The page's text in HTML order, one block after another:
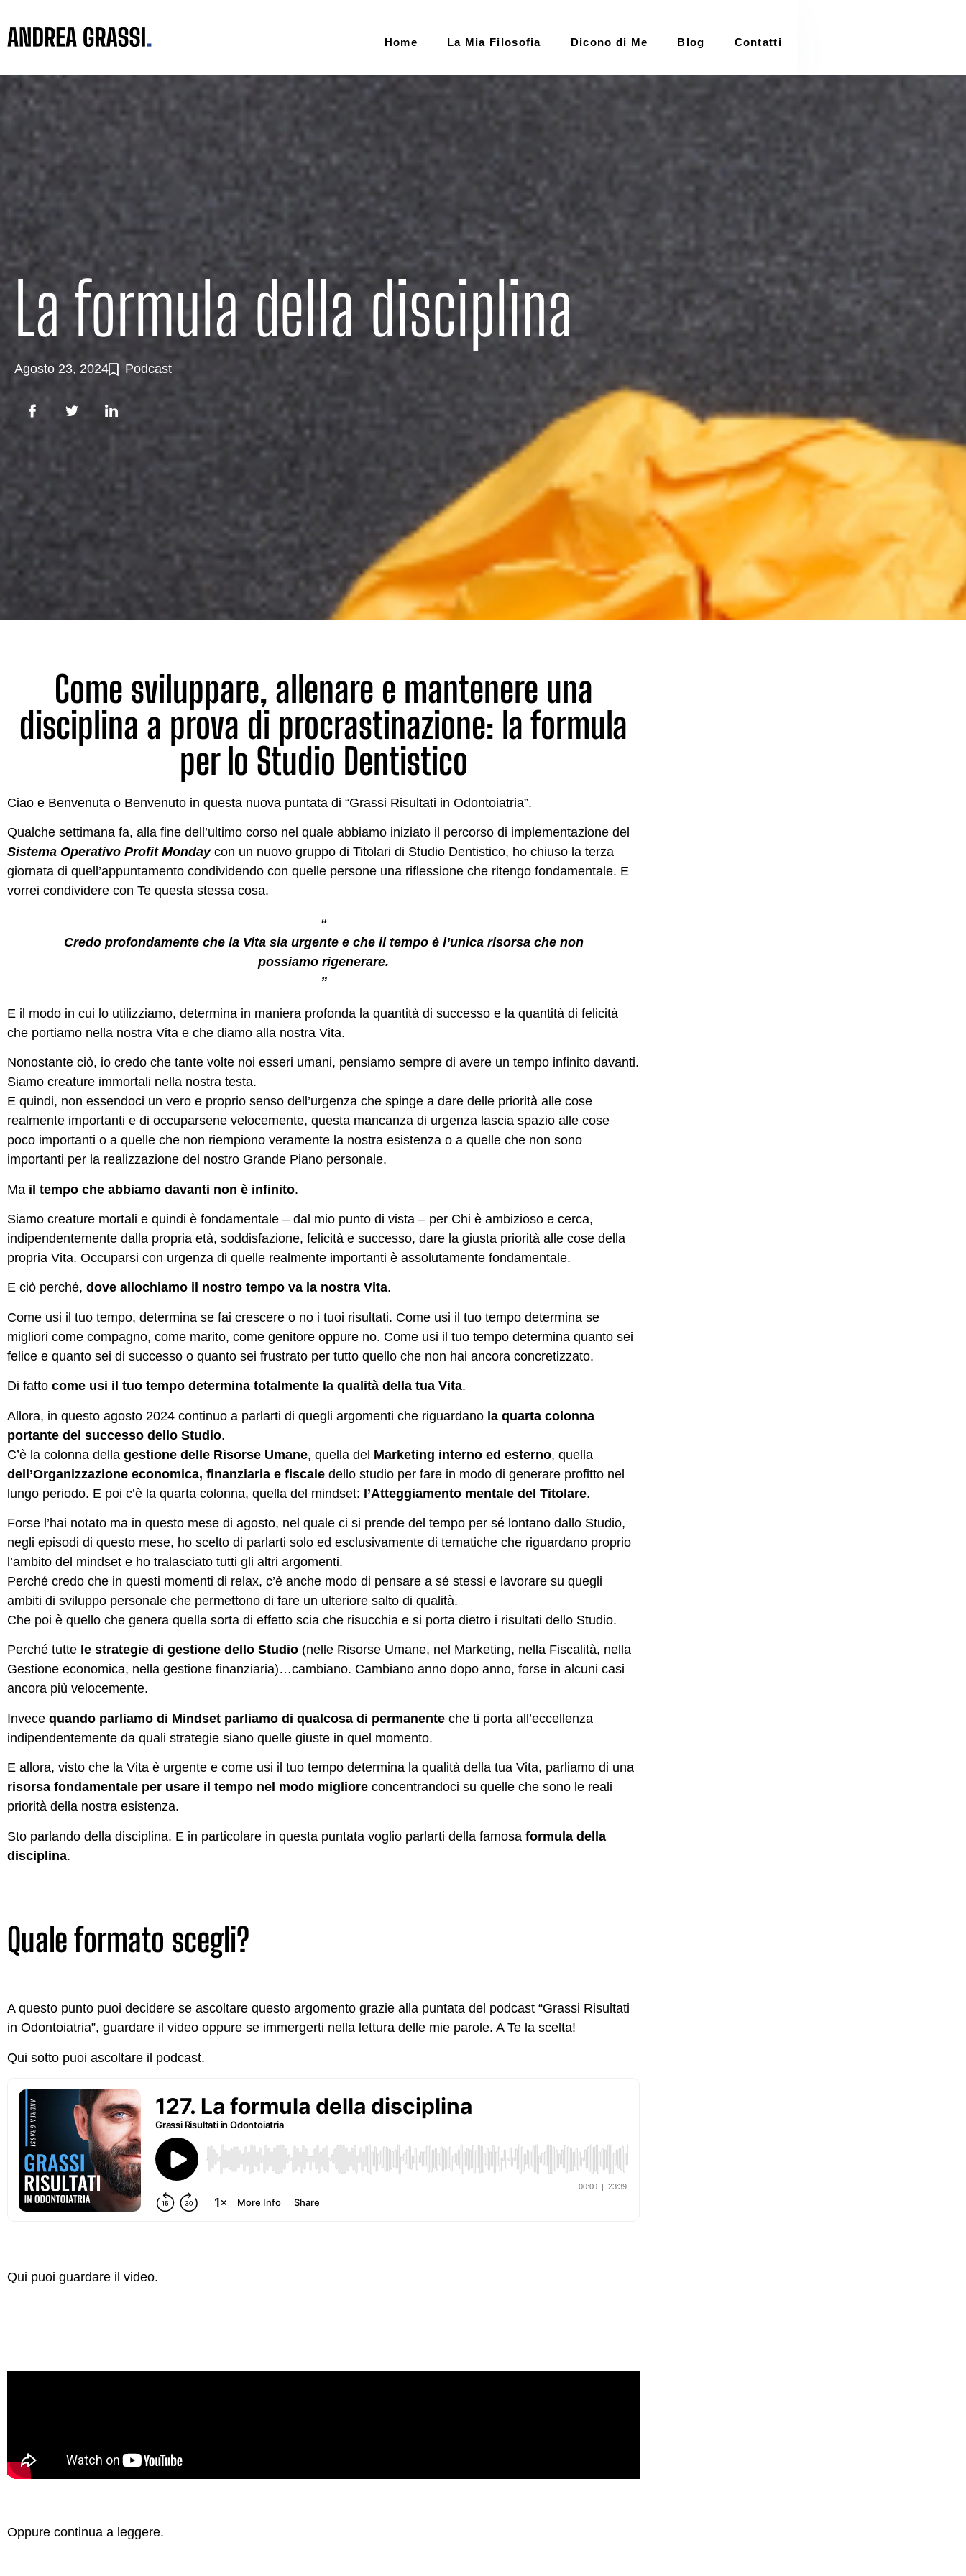
Home La Mia Filosofia Dicono di Me Blog Contatti
La formula della disciplina
Agosto 23, 2024 Podcast
Come sviluppare, allenare e mantenere una
disciplina a prova di procrastinazione: la formula
per lo Studio Dentistico
Ciao e Benvenuta o Benvenuto in questa nuova puntata di “Grassi Risultati in Odontoiatria”.
Qualche settimana fa, alla fine dell’ultimo corso nel quale abbiamo iniziato il percorso di implementazione del
Sistema Operativo Profit Mondaycon un nuovo gruppo di Titolari di Studio Dentistico, ho chiuso la terza
giornata di quell’appuntamento condividendo con quelle persone una riflessione che ritengo fondamentale. E
vorrei condividere con Te questa stessa cosa.
“
Credo profondamente che la Vita sia urgente e che il tempo è l’unica risorsa che non
possiamo rigenerare.
”
E il modo in cui lo utilizziamo, determina in maniera profonda la quantità di successo e la quantità di felicità
che portiamo nella nostra Vita e che diamo alla nostra Vita.
Nonostante ciò, io credo che tante volte noi esseri umani, pensiamo sempre di avere un tempo infinito davanti.
Siamo creature immortali nella nostra testa.
E quindi, non essendoci un vero e proprio senso dell’urgenza che spinge a dare delle priorità alle cose
realmente importanti e di occuparsene velocemente, questa mancanza di urgenza lascia spazio alle cose
poco importanti o a quelle che non riempiono veramente la nostra esistenza o a quelle che non sono
importanti per la realizzazione del nostro Grande Piano personale.
Ma il tempo che abbiamo davanti non è infinito.
Siamo creature mortali e quindi è fondamentale – dal mio punto di vista – per Chi è ambizioso e cerca,
indipendentemente dalla propria età, soddisfazione, felicità e successo, dare la giusta priorità alle cose della
propria Vita. Occuparsi con urgenza di quelle realmente importanti è assolutamente fondamentale.
E ciò perché, dove allochiamo il nostro tempo va la nostra Vita.
Come usi il tuo tempo, determina se fai crescere o no i tuoi risultati. Come usi il tuo tempo determina se
migliori come compagno, come marito, come genitore oppure no. Come usi il tuo tempo determina quanto sei
felice e quanto sei di successo o quanto sei frustrato per tutto quello che non hai ancora concretizzato.
Di fatto come usi il tuo tempo determina totalmente la qualità della tua Vita.
Allora, in questo agosto 2024 continuo a parlarti di quegli argomenti che riguardano la quarta colonna
portante del successo dello Studio.
C’è la colonna della gestione delle Risorse Umane, quella del Marketing interno ed esterno, quella
dell’Organizzazione economica, finanziaria e fiscale dello studio per fare in modo di generare profitto nel
lungo periodo. E poi c’è la quarta colonna, quella del mindset: l’Atteggiamento mentale del Titolare.
Forse l’hai notato ma in questo mese di agosto, nel quale ci si prende del tempo per sé lontano dallo Studio,
negli episodi di questo mese, ho scelto di parlarti solo ed esclusivamente di tematiche che riguardano proprio
l’ambito del mindset e ho tralasciato tutti gli altri argomenti.
Perché credo che in questi momenti di relax, c’è anche modo di pensare a sé stessi e lavorare su quegli
ambiti di sviluppo personale che permettono di fare un ulteriore salto di qualità.
Che poi è quello che genera quella sorta di effetto scia che risucchia e si porta dietro i risultati dello Studio.
Perché tutte le strategie di gestione dello Studio (nelle Risorse Umane, nel Marketing, nella Fiscalità, nella
Gestione economica, nella gestione finanziaria)…cambiano. Cambiano anno dopo anno, forse in alcuni casi
ancora più velocemente.
Invece quando parliamo di Mindset parliamo di qualcosa di permanente che ti porta all’eccellenza
indipendentemente da quali strategie siano quelle giuste in quel momento.
E allora, visto che la Vita è urgente e come usi il tuo tempo determina la qualità della tua Vita, parliamo di una
risorsa fondamentale per usare il tempo nel modo migliore concentrandoci su quelle che sono le reali
priorità della nostra esistenza.
Sto parlando della disciplina. E in particolare in questa puntata voglio parlarti della famosa formula della
disciplina.
Quale formato scegli?
A questo punto puoi decidere se ascoltare questo argomento grazie alla puntata del podcast “Grassi Risultati
in Odontoiatria”, guardare il video oppure se immergerti nella lettura delle mie parole. A Te la scelta!
Qui sotto puoi ascoltare il podcast.
Qui puoi guardare il video.
Oppure continua a leggere.